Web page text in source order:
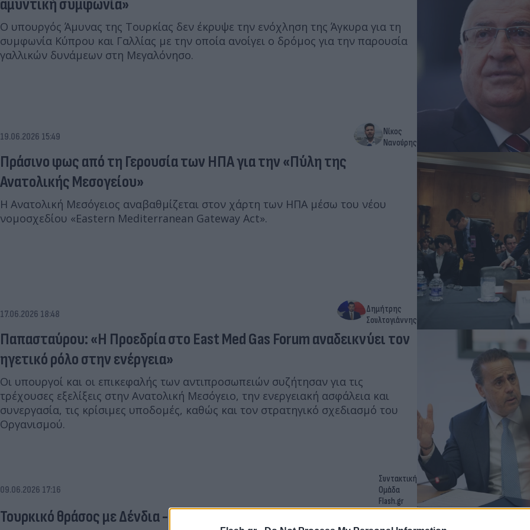
αμυντική συμφωνία»
Ο υπουργός Άμυνας της Τουρκίας δεν έκρυψε την ενόχληση της Άγκυρα για τη
συμφωνία Κύπρου και Γαλλίας με την οποία ανοίγει ο δρόμος για την παρουσία
γαλλικών δυνάμεων στη Μεγαλόνησο.
19.06.2026 15:49
Νίκος
Νανούρης
Πράσινο φως από τη Γερουσία των ΗΠΑ για την «Πύλη της
Ανατολικής Μεσογείου»
Η Ανατολική Μεσόγειος αναβαθμίζεται στον χάρτη των ΗΠΑ μέσω του νέου
νομοσχεδίου «Eastern Mediterranean Gateway Act».
17.06.2026 18:48
Δημήτρης
Σουλτογιάννης
Παπασταύρου: «Η Προεδρία στο East Med Gas Forum αναδεικνύει τον
ηγετικό ρόλο στην ενέργεια»
Οι υπουργοί και οι επικεφαλής των αντιπροσωπειών συζήτησαν για τις
τρέχουσες εξελίξεις στην Ανατολική Μεσόγειο, την ενεργειακή ασφάλεια και
συνεργασία, τις κρίσιμες υποδομές, καθώς και τον στρατηγικό σχεδιασμό του
Οργανισμού.
09.06.2026 17:16
Συντακτική
Ομάδα
Flash.gr
Τουρκικό θράσος με Δένδια - Η συμφωνία Κύπρου - Γαλλίας που